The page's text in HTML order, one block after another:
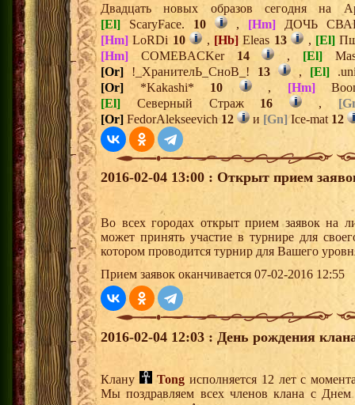
Двадцать новых образов сегодня
[El] ScaryFace. 10 , [Hm]ДОЧЬ
[Hm] LoRDi 10 , [Hb] Eleas 13 , [El]
[Hm] COMEBACKer 14 , [El]
[Or] !_ХранителЬ_СноВ_! 13 , [El]
[Or] *Kakashi* 10 , [Hm]
[El] Северный Страж 16 ,
[Or] FedorAlekseevich 12 и [Gn] Ice-mat 12
2016-02-04 13:00 : Открыт прием
Во всех городах открыт прием заявок на
может принять участие в турнире для
котором проводится турнир для Вашего
Прием заявок оканчивается 07-02-2016 12:55
2016-02-04 12:03 : День рождения
Клану Tongисполняется 12 лет с
Мы поздравляем всех членов клана с